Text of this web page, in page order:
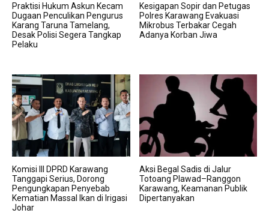
Praktisi Hukum Askun Kecam
Dugaan Penculikan Pengurus
Karang Taruna Tamelang,
Desak Polisi Segera Tangkap
Pelaku
Kesigapan Sopir dan Petugas
Polres Karawang Evakuasi
Mikrobus Terbakar Cegah
Adanya Korban Jiwa
Komisi III DPRD Karawang
Tanggapi Serius, Dorong
Pengungkapan Penyebab
Kematian Massal Ikan di Irigasi
Johar
Aksi Begal Sadis di Jalur
Totoang Plawad–Ranggon
Karawang, Keamanan Publik
Dipertanyakan